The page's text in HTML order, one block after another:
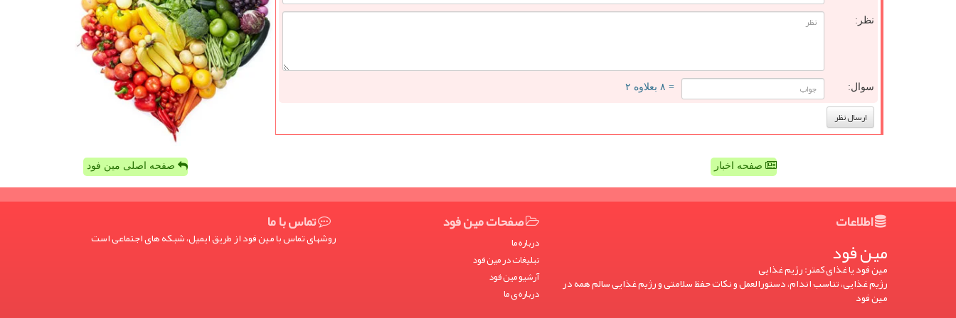
نظر:
سوال: = ۸ بعلاوه ۲
صفحه اخبار صفحه اصلی مین فود
اطلاعات
مین فود
مین فود یا غذای کمتر: رژیم غذایی
رژیم غذایی، تناسب اندام، دستورالعمل و نکات حفظ سلامتی و رژیم غذایی سالم همه در
مین فود
صفحات مین فود
درباره ما
تبلیغات در مین فود
آرشیو مین فود
درباره ی ما
تماس با ما
روشهای تماس با مین فود از طریق ایمیل، شبکه های اجتماعی است